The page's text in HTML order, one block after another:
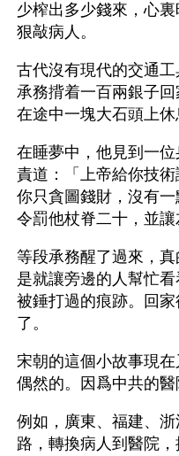
少榨出多少錢來，心
狠敲病人。
古代沒有現代的交通
承務揹着一百兩銀子
在途中一塊大石頭上休
在睡夢中，他見到一
責道：「上帝給你技
你只貪圖錢財，沒有
令罰他杖脊二十，並讓
等段承務醒了過來，
是就讓旁邊的人幫忙
被錘打過的痕跡。回
了。
宋朝的這個小故事現
偶然的。因爲中共的醫
例如，廣東、福建、
路，轉換病人到醫院